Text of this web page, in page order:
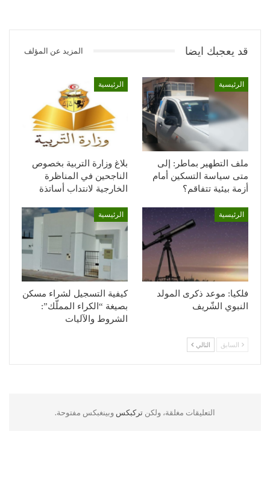
قد يعجبك ايضا المزيد عن المؤلف
الرئيسية
ملف التطهير بماطر: إلى
متى سياسة التسكين أمام
أزمة بيئية تتفاقم؟
الرئيسية
بلاغ وزارة التربية بخصوص
الناجحين في المناظرة
الخارجية لانتداب أساتذة
الرئيسية
فلكيا: موعد ذكرى المولد
النبوي الشّريف
الرئيسية
كيفية التسجيل لشراء مسكن
بصيغة “الكراء المملّك”:
الشروط والآليات
السابق التالي
التعليقات مغلقة، ولكن تركبكس وبينغبكس مفتوحة.